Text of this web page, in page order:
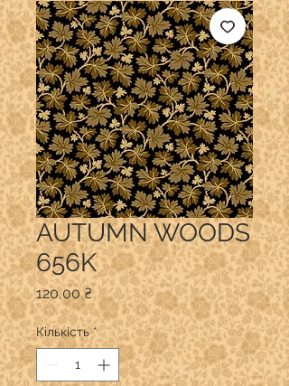
AUTUMN WOODS
656K
120,00 ₴Ціна
Кількість *